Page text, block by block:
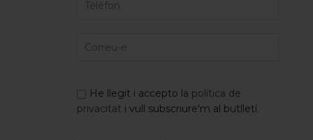
He llegit i accepto la política de
privacitat i vull subscriure'm al butlletí.